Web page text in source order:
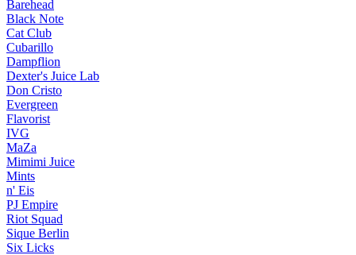
Barehead
Black Note
Cat Club
Cubarillo
Dampflion
Dexter's Juice Lab
Don Cristo
Evergreen
Flavorist
IVG
MaZa
Mimimi Juice
Mints
n' Eis
PJ Empire
Riot Squad
Sique Berlin
Six Licks